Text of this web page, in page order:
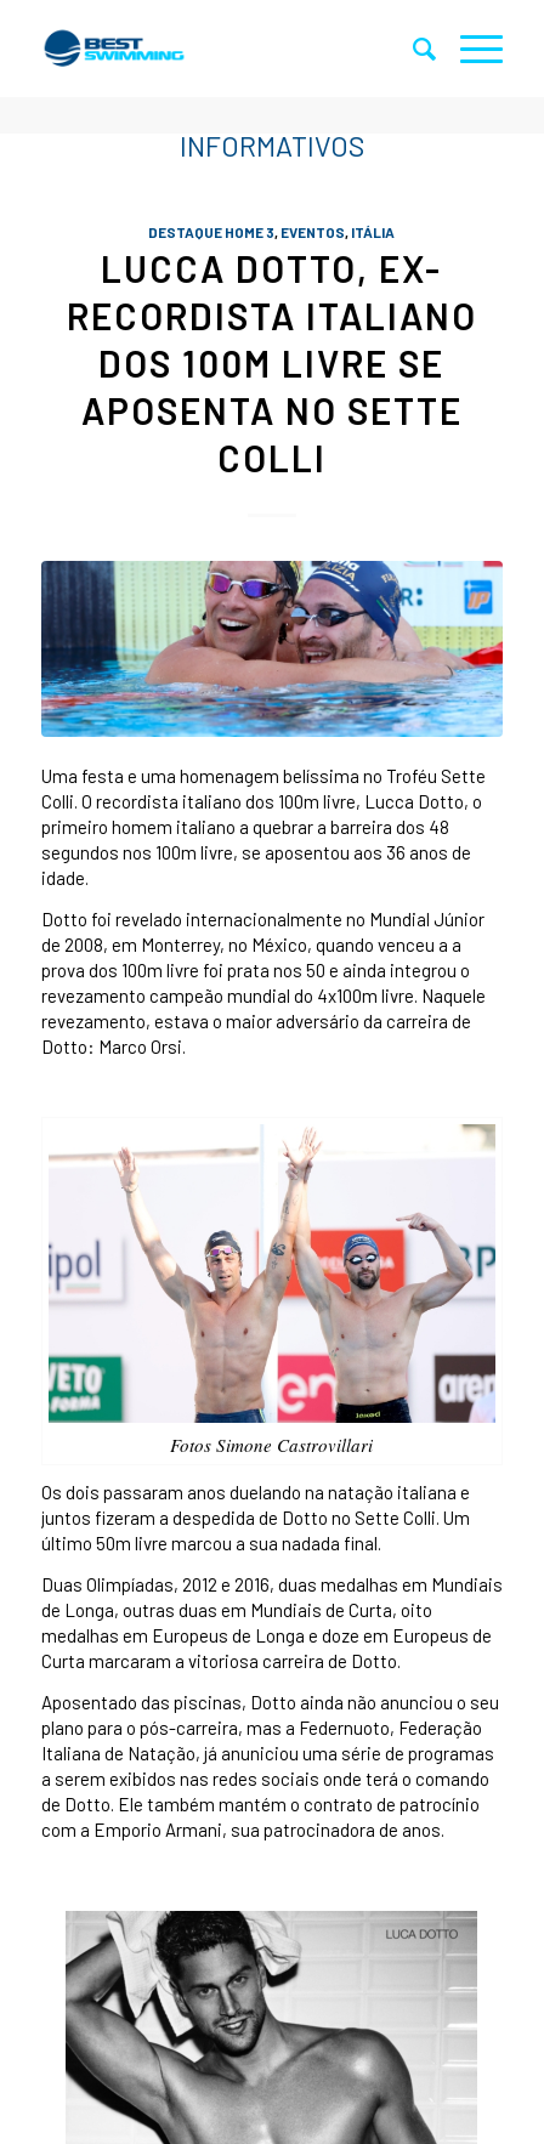
DESTAQUE HOME 3, EVENTOS, ITÁLIA
LUCCA DOTTO, EX-
RECORDISTA ITALIANO
DOS 100M LIVRE SE
APOSENTA NO SETTE
COLLI
Uma festa e uma homenagem belíssima no Troféu Sette
Colli. O recordista italiano dos 100m livre, Lucca Dotto, o
primeiro homem italiano a quebrar a barreira dos 48
segundos nos 100m livre, se aposentou aos 36 anos de
idade.
Dotto foi revelado internacionalmente no Mundial Júnior
de 2008, em Monterrey, no México, quando venceu a a
prova dos 100m livre foi prata nos 50 e ainda integrou o
revezamento campeão mundial do 4x100m livre. Naquele
revezamento, estava o maior adversário da carreira de
Dotto: Marco Orsi.
Fotos Simone Castrovillari
Os dois passaram anos duelando na natação italiana e
juntos fizeram a despedida de Dotto no Sette Colli. Um
último 50m livre marcou a sua nadada final.
Duas Olimpíadas, 2012 e 2016, duas medalhas em Mundiais
de Longa, outras duas em Mundiais de Curta, oito
medalhas em Europeus de Longa e doze em Europeus de
Curta marcaram a vitoriosa carreira de Dotto.
Aposentado das piscinas, Dotto ainda não anunciou o seu
plano para o pós-carreira, mas a Federnuoto, Federação
Italiana de Natação, já anuniciou uma série de programas
a serem exibidos nas redes sociais onde terá o comando
de Dotto. Ele também mantém o contrato de patrocínio
com a Emporio Armani, sua patrocinadora de anos.